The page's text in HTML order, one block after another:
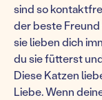
sind so
der beste Freund
sie lieben dich
du sie fütterst
Diese Katzen
Liebe. Wenn